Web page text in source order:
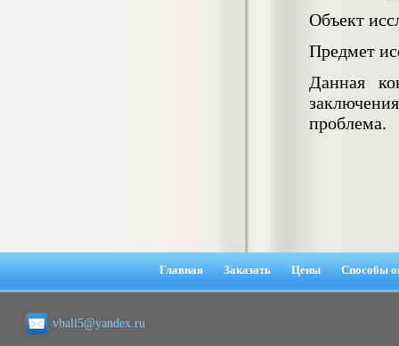
причинённого жизни или здоровью
гражданина в гражданском
Кол-во источников: 50
Объект
Предмет
Данная
проблема.
Главная Заказать Цены Способы
vball5@yandex.ru